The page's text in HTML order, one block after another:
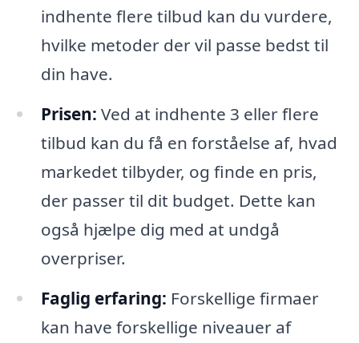
indhente flere tilbud kan du vurdere,
hvilke metoder der vil passe bedst til
din have.
Prisen: Ved at indhente 3 eller flere
tilbud kan du få en forståelse af, hvad
markedet tilbyder, og finde en pris,
der passer til dit budget. Dette kan
også hjælpe dig med at undgå
overpriser.
Faglig erfaring: Forskellige firmaer
kan have forskellige niveauer af